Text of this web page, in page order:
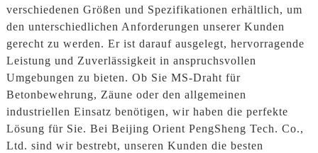
verschiedenen Größen und Spezifikationen erhältlich, um
den unterschiedlichen Anforderungen unserer Kunden
gerecht zu werden. Er ist darauf ausgelegt, hervorragende
Leistung und Zuverlässigkeit in anspruchsvollen
Umgebungen zu bieten. Ob Sie MS-Draht für
Betonbewehrung, Zäune oder den allgemeinen
industriellen Einsatz benötigen, wir haben die perfekte
Lösung für Sie. Bei Beijing Orient PengSheng Tech. Co.,
Ltd. sind wir bestrebt, unseren Kunden die besten